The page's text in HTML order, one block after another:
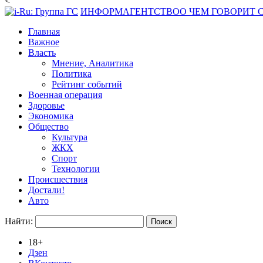
ИНФОРМАГЕНТСТВОО ЧЕМ ГОВОРИТ
Главная
Важное
Власть
Мнение, Аналитика
Политика
Рейтинг событий
Военная операция
Здоровье
Экономика
Общество
Культура
ЖКХ
Спорт
Технологии
Происшествия
Достали!
Авто
Найти:
18+
Дзен